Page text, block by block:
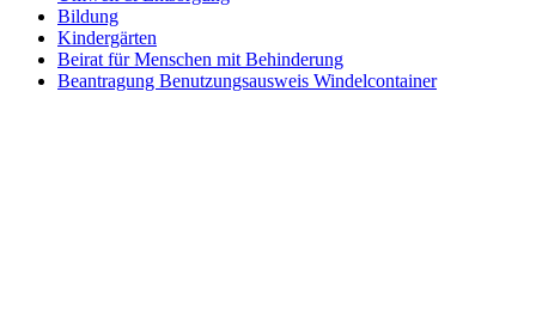
Bildung
Kindergärten
Beirat für Menschen mit Behinderung
Beantragung Benutzungsausweis Windelcontainer